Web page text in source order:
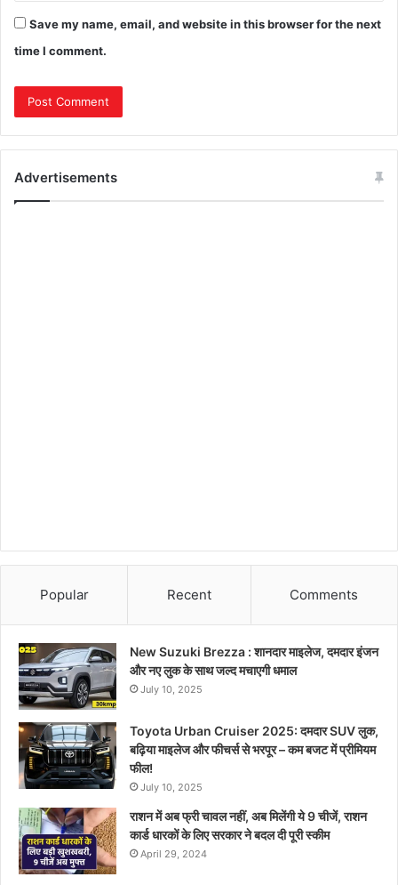
Save my name, email, and website in this browser for the next
time I comment.
Advertisements
Popular Recent Comments
New Suzuki Brezza : शानदार माइलेज, दमदार इंजन
और नए लुक के साथ जल्द मचाएगी धमाल
July 10, 2025
Toyota Urban Cruiser 2025: दमदार SUV लुक,
बढ़िया माइलेज और फीचर्स से भरपूर – कम बजट में प्रीमियम
फील!
July 10, 2025
राशन में अब फ्री चावल नहीं, अब मिलेंगी ये 9 चीजें, राशन
कार्ड धारकों के लिए सरकार ने बदल दी पूरी स्कीम
April 29, 2024